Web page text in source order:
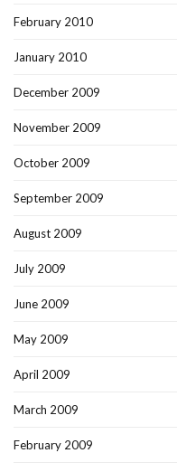
February 2010
January 2010
December 2009
November 2009
October 2009
September 2009
August 2009
July 2009
June 2009
May 2009
April 2009
March 2009
February 2009